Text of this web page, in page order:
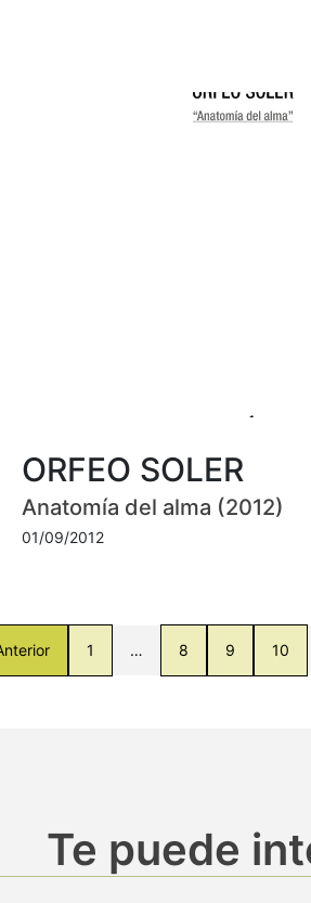
ORFEO SOLER
Anatomía del alma (2012)
01/09/2012
1 … 8 9 10
Te puede